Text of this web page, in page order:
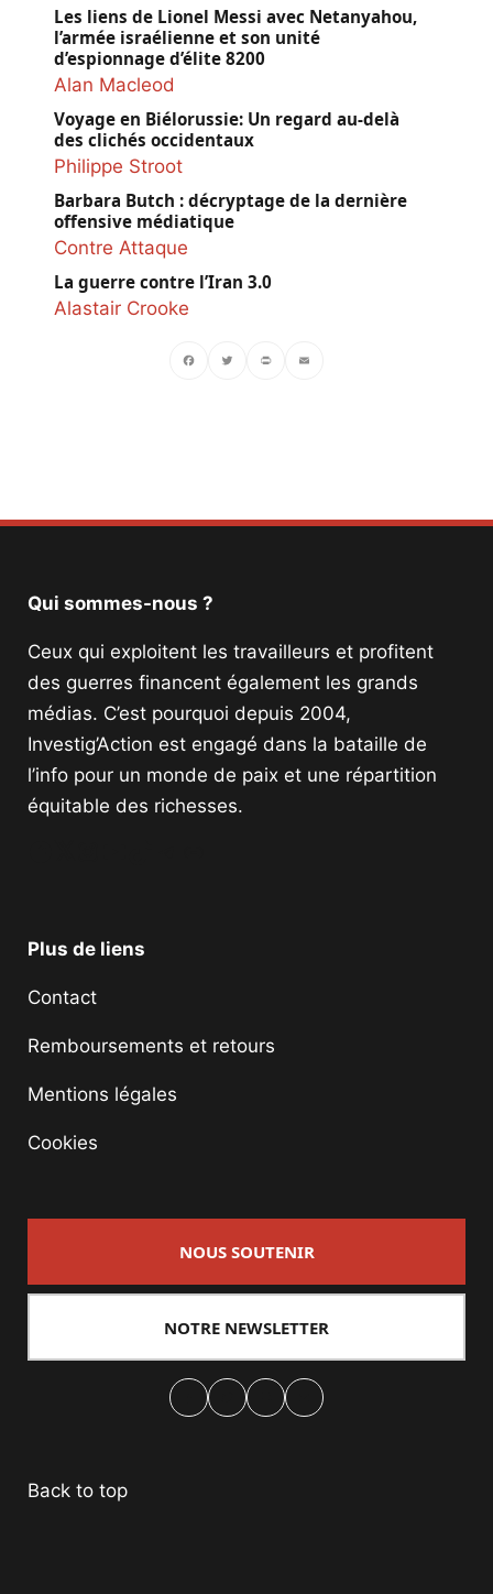
Les liens de Lionel Messi avec Netanyahou,
l’armée israélienne et son unité
d’espionnage d’élite 8200
Alan Macleod
Voyage en Biélorussie: Un regard au-delà
des clichés occidentaux
Philippe Stroot
Barbara Butch : décryptage de la dernière
offensive médiatique
Contre Attaque
La guerre contre l’Iran 3.0
Alastair Crooke
Qui sommes-nous ?
Ceux qui exploitent les travailleurs et profitent
des guerres financent également les grands
médias. C’est pourquoi depuis 2004,
Investig’Action est engagé dans la bataille de
l’info pour un monde de paix et une répartition
équitable des richesses.
Plus de liens
Contact
Remboursements et retours
Mentions légales
Cookies
NOUS SOUTENIR
NOTRE NEWSLETTER
Back to top